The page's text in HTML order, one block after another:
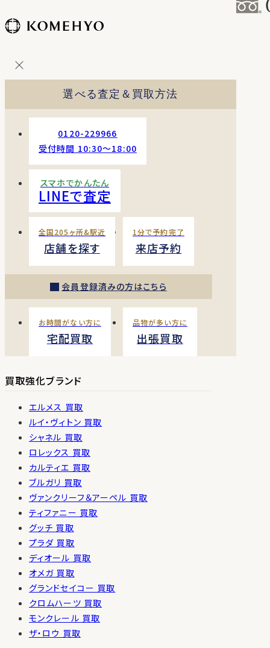
ン
選べる査定＆買取方法
0120-229966
受付時間 10:30〜18:00
スマホでかんたん
LINEで査定
全国205ヶ所&駅近
店舗を探す
1分で予約完了
来店予約
会員登録済みの方はこちら
お時間がない方に
宅配買取
品物が多い方に
出張買取
買取強化ブランド
エルメス 買取
ルイ・ヴィトン 買取
シャネル 買取
ロレックス 買取
カルティエ 買取
ブルガリ 買取
ヴァンクリーフ＆アーペル 買取
ティファニー 買取
グッチ 買取
プラダ 買取
ディオール 買取
オメガ 買取
グランドセイコー 買取
クロムハーツ 買取
モンクレール 買取
ザ・ロウ 買取